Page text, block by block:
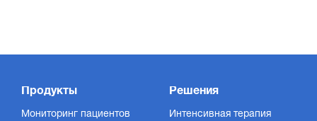
Продукты
Мониторинг пациентов
Решения
Интенсивная терапия